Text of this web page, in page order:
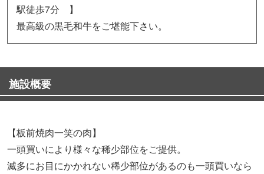
駅徒歩7分 】
最高級の黒毛和牛をご堪能下さい。
施設概要
【板前焼肉一笑の肉】
一頭買いにより様々な稀少部位をご提供。
滅多にお目にかかれない稀少部位があるのも一頭買いなら